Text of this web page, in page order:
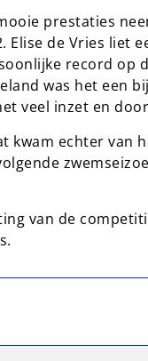
prestaties
Elise de Vries liet
record op
was het een
veel inzet en
kwam echter van
van de